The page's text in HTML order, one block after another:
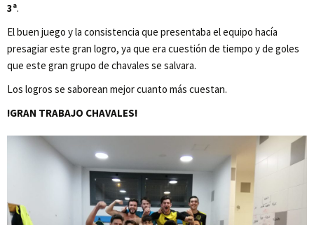
3ª.
El buen juego y la consistencia que presentaba el equipo hacía
presagiar este gran logro, ya que era cuestión de tiempo y de goles
que este gran grupo de chavales se salvara.
Los logros se saborean mejor cuanto más cuestan.
!GRAN TRABAJO CHAVALES!